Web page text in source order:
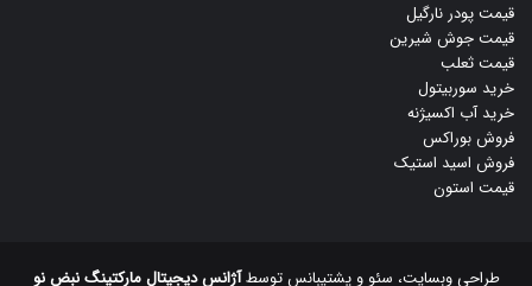
قیمت پودر نارگیل
قیمت جوش شیرین
قیمت ثعلب
خرید سوربیتول
خرید آب اکسیژنه
فروش بوراکس
فروش اسید استیک
قیمت استون
طراحی وبسایت، سئو و پشتیبانس توسطآژانس دیجیتال مارکتینگ نبض نو